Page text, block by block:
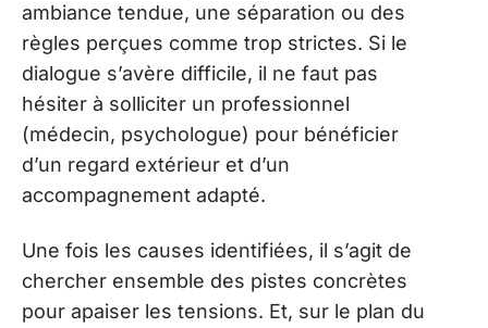
ambiance tendue, une séparation ou des
règles perçues comme trop strictes. Si le
dialogue s’avère difficile, il ne faut pas
hésiter à solliciter un professionnel
(médecin, psychologue) pour bénéficier
d’un regard extérieur et d’un
accompagnement adapté.
Une fois les causes identifiées, il s’agit de
chercher ensemble des pistes concrètes
pour apaiser les tensions. Et, sur le plan du